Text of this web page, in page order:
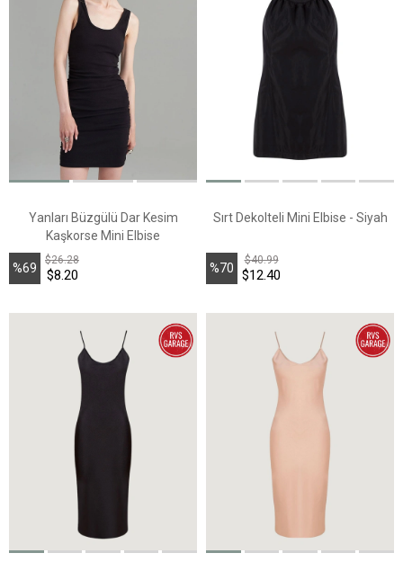
Yanları Büzgülü Dar Kesim
Kaşkorse Mini Elbise
%69 $8.20
$26.28
Sırt Dekolteli Mini Elbise - Siyah
%70 $12.40
$40.99